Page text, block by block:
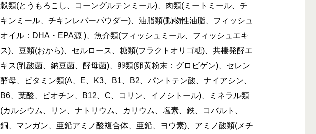
穀類(とうもろこし、コーングルテンミール)、肉類(ミートミール、チ
キンミール、チキンレバーパウダー)、油脂類(動物性油脂、フィッシュ
オイル：DHA・EPA源 )、魚介類(フィッシュミール、フィッシュエキ
ス)、豆類(おから)、セルロース、糖類(フラクトオリゴ糖)、共棲発酵エ
キス(乳酸菌、納豆菌、酵母菌)、卵類(卵黄粉末：グロビゲン)、セレン
酵母、ビタミン類(A、E、K3、B1、B2、パントテン酸、ナイアシン、
B6、葉酸、ビオチン、B12、C、コリン、イノシトール)、ミネラル類
(カルシウム、リン、ナトリウム、カリウム、塩素、鉄、コバルト、
銅、マンガン、亜鉛アミノ酸複合体、亜鉛、ヨウ素)、アミノ酸類(メチ